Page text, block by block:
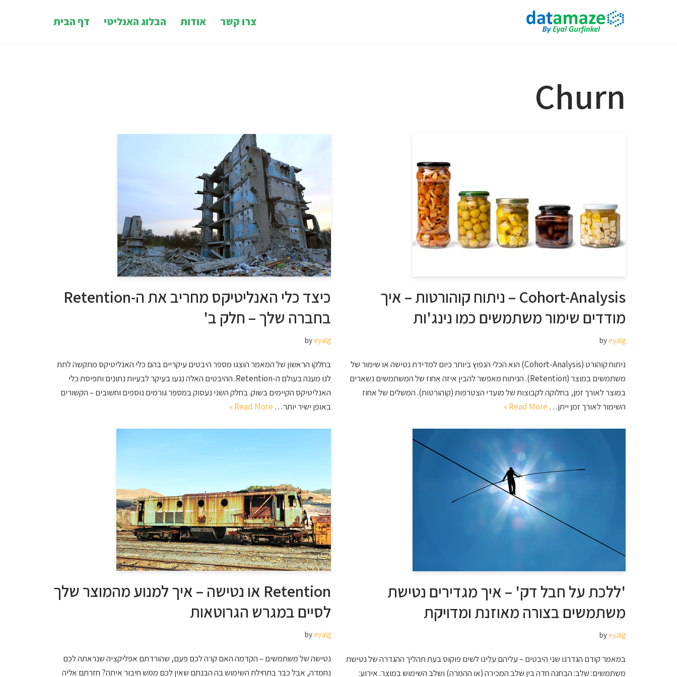
צרו קשר אודות הבלוג האנליטי דף הבית
Churn
Cohort-Analysis – ניתוח קוהורטות – איך
מודדים שימור משתמשים כמו נינג'ות
by eyalg
ניתוח קוהורט (Cohort-Analysis) הוא הכלי הנפוץ ביותר כיום למדידת נטישה או שימור של
משתמשים במוצר (Retention). הניתוח מאפשר להבין איזה אחוז של המשתמשים נשארים
במוצר לאורך זמן, בחלוקה לקבוצות של מועדי הצטרפות (קוהורטות). המשלים של אחוז
השימור לאורך זמן ייתן… Read More »
כיצד כלי האנליטיקס מחריב את ה-Retention
בחברה שלך – חלק ב'
by eyalg
בחלקו הראשון של המאמר הוצגו מספר היבטים עיקריים בהם כלי האנליטיקס מתקשה לתת
לנו מענה בעולם ה-Retention. ההיבטים האלה נגעו בעיקר לבעיות נתונים ותפיסת כלי
האנליטיקס הקיימים בשוק. בחלק השני נעסוק במספר גורמים נוספים וחשובים – הקשורים
באופן ישיר יותר… Read More »
'ללכת על חבל דק' – איך מגדירים נטישת
משתמשים בצורה מאוזנת ומדויקת
by eyalg
במאמר קודם הגדרנו שני היבטים – עליהם עלינו לשים פוקוס בעת תהליך ההגדרה של נטישת
משתמשים: שלב: הבחנה חדה בין שלב המכירה (או ההמרה) ושלב השימוש במוצר. אירוע:
Retention או נטישה – איך למנוע מהמוצר שלך
לסיים במגרש הגרוטאות
by eyalg
נטישה של משתמשים – הקדמה האם קרה לכם פעם, שהורדתם אפליקציה שנראתה לכם
נחמדה, אבל כבר בתחילת השימוש בה הבנתם שאין לכם ממש חיבור איתה? חזרתם אליה